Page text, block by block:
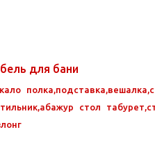
для бани
стол